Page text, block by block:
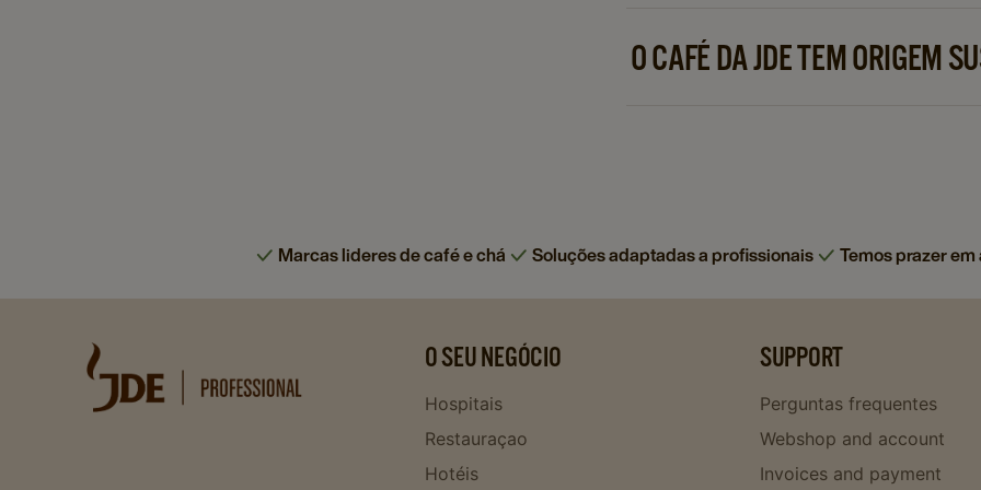
Seja com concentrado líquido ou grãos
desempenho adaptado a ambientes
O CAFÉ DA JDE TEM ORIGEM
Marcas lideres de café e chá Soluções adaptadas a profissionais Temos prazer em
O SEU NEGÓCIO
Hospitais
Restauraçao
Hotéis
SUPPORT
Perguntas frequentes
Webshop and account
Invoices and payment